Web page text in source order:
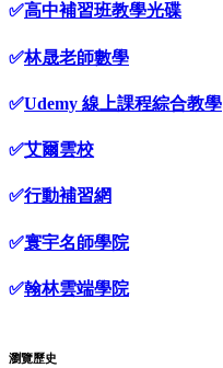
✅高中補習班教學光碟
✅林晟老師數學
✅Udemy 線上課程綜合教學
✅艾爾雲校
✅行動補習網
✅寰宇名師學院
✅翰林雲端學院
瀏覽歷史